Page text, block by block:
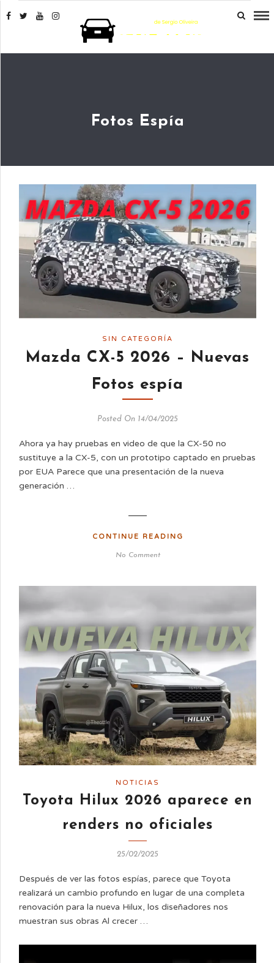
Fotos Espía
SIN CATEGORÍA
Mazda CX-5 2026 – Nuevas
Fotos espía
Posted On 14/04/2025
Ahora ya hay pruebas en video de que la CX-50 no
sustituye a la CX-5, con un prototipo captado en pruebas
por EUA Parece que una presentación de la nueva
generación …
CONTINUE READING
No Comment
NOTICIAS
Toyota Hilux 2026 aparece en
renders no oficiales
25/02/2025
Después de ver las fotos espías, parece que Toyota
realizará un cambio profundo en lugar de una completa
renovación para la nueva Hilux, los diseñadores nos
muestran sus obras Al crecer …